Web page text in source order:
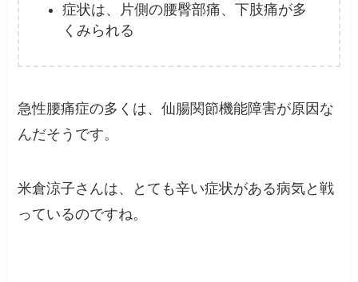
症状は、片側の腰臀部痛、下肢痛が多
くみられる
急性腰痛症の多くは、仙腸関節機能障害が原因な
んだそうです。
米倉涼子さんは、とても辛い症状がある病気と戦
っているのですね。